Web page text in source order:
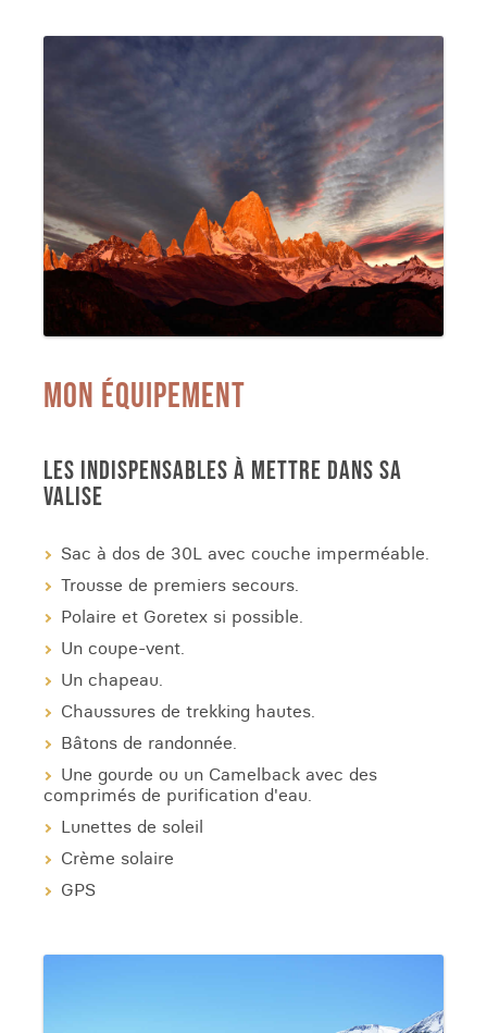
MON ÉQUIPEMENT
LES INDISPENSABLES À METTRE DANS SA
VALISE
Sac à dos de 30L avec couche imperméable.
Trousse de premiers secours.
Polaire et Goretex si possible.
Un coupe-vent.
Un chapeau.
Chaussures de trekking hautes.
Bâtons de randonnée.
Une gourde ou un Camelback avec des
comprimés de purification d'eau.
Lunettes de soleil
Crème solaire
GPS